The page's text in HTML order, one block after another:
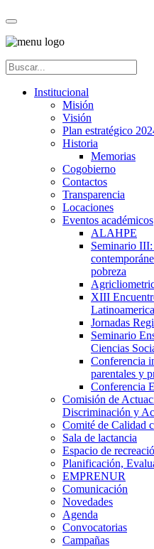
Institucional
Misión
Visión
Plan estratégico
Historia
Memorias
Cogobierno
Contactos
Transparencia
Locaciones
Eventos académicos
ALAHPE
Seminario
pobreza
XIII
Jornadas
Seminario
Ciencias
Conferencia
parentales y
Conferencia
Comisión de
Discriminación y
Comité de Calidad
Sala de lactancia
Espacio de
Planificación,
EMPRENUR
Comunicación
Novedades
Agenda
Convocatorias
Campañas